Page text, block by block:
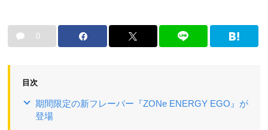
0
目次
期間限定の新フレーバー『ZONe ENERGY EGO』が
登場